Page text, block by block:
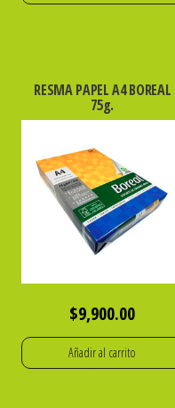
RESMA PAPEL A4 BOREAL
75g.
$9,900.00
Añadir al carrito